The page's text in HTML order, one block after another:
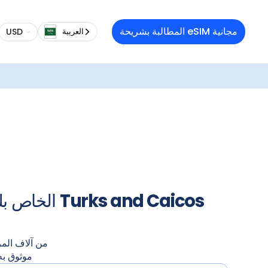
تنوع
USD العربية‏ المطالبة بشريحة eSIM مجانية
Turks and Caicos
من آلاف
موثوق به